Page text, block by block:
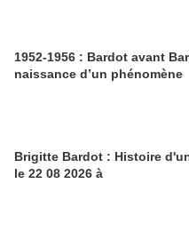
1952-1956 : Bardot avant
naissance d’un phénomène
Brigitte Bardot : Histoire
le 22 08 2026 à